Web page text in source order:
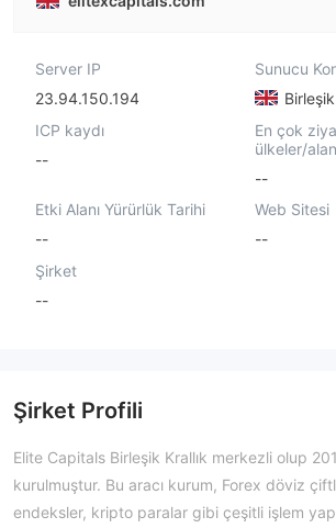
Server IP
23.94.150.194
Sunucu
ICP kaydı
--
En çok
ülkeler/
--
Etki Alanı Yürürlük Tarihi
--
Web Sitesi
--
Şirket
--
Şirket Profili
Elite Capitals Birleşik Krallık merkezli olup
kurulmuştur. Bu aracı kurum, Forex döviz
endeksler, kripto paralar gibi çeşitli işlem